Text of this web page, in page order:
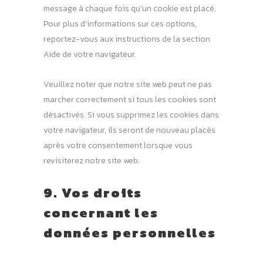
message à chaque fois qu’un cookie est placé.
Pour plus d’informations sur ces options,
reportez-vous aux instructions de la section
Aide de votre navigateur.
Veuillez noter que notre site web peut ne pas
marcher correctement si tous les cookies sont
désactivés. Si vous supprimez les cookies dans
votre navigateur, ils seront de nouveau placés
après votre consentement lorsque vous
revisiterez notre site web.
9. Vos droits
concernant les
données personnelles